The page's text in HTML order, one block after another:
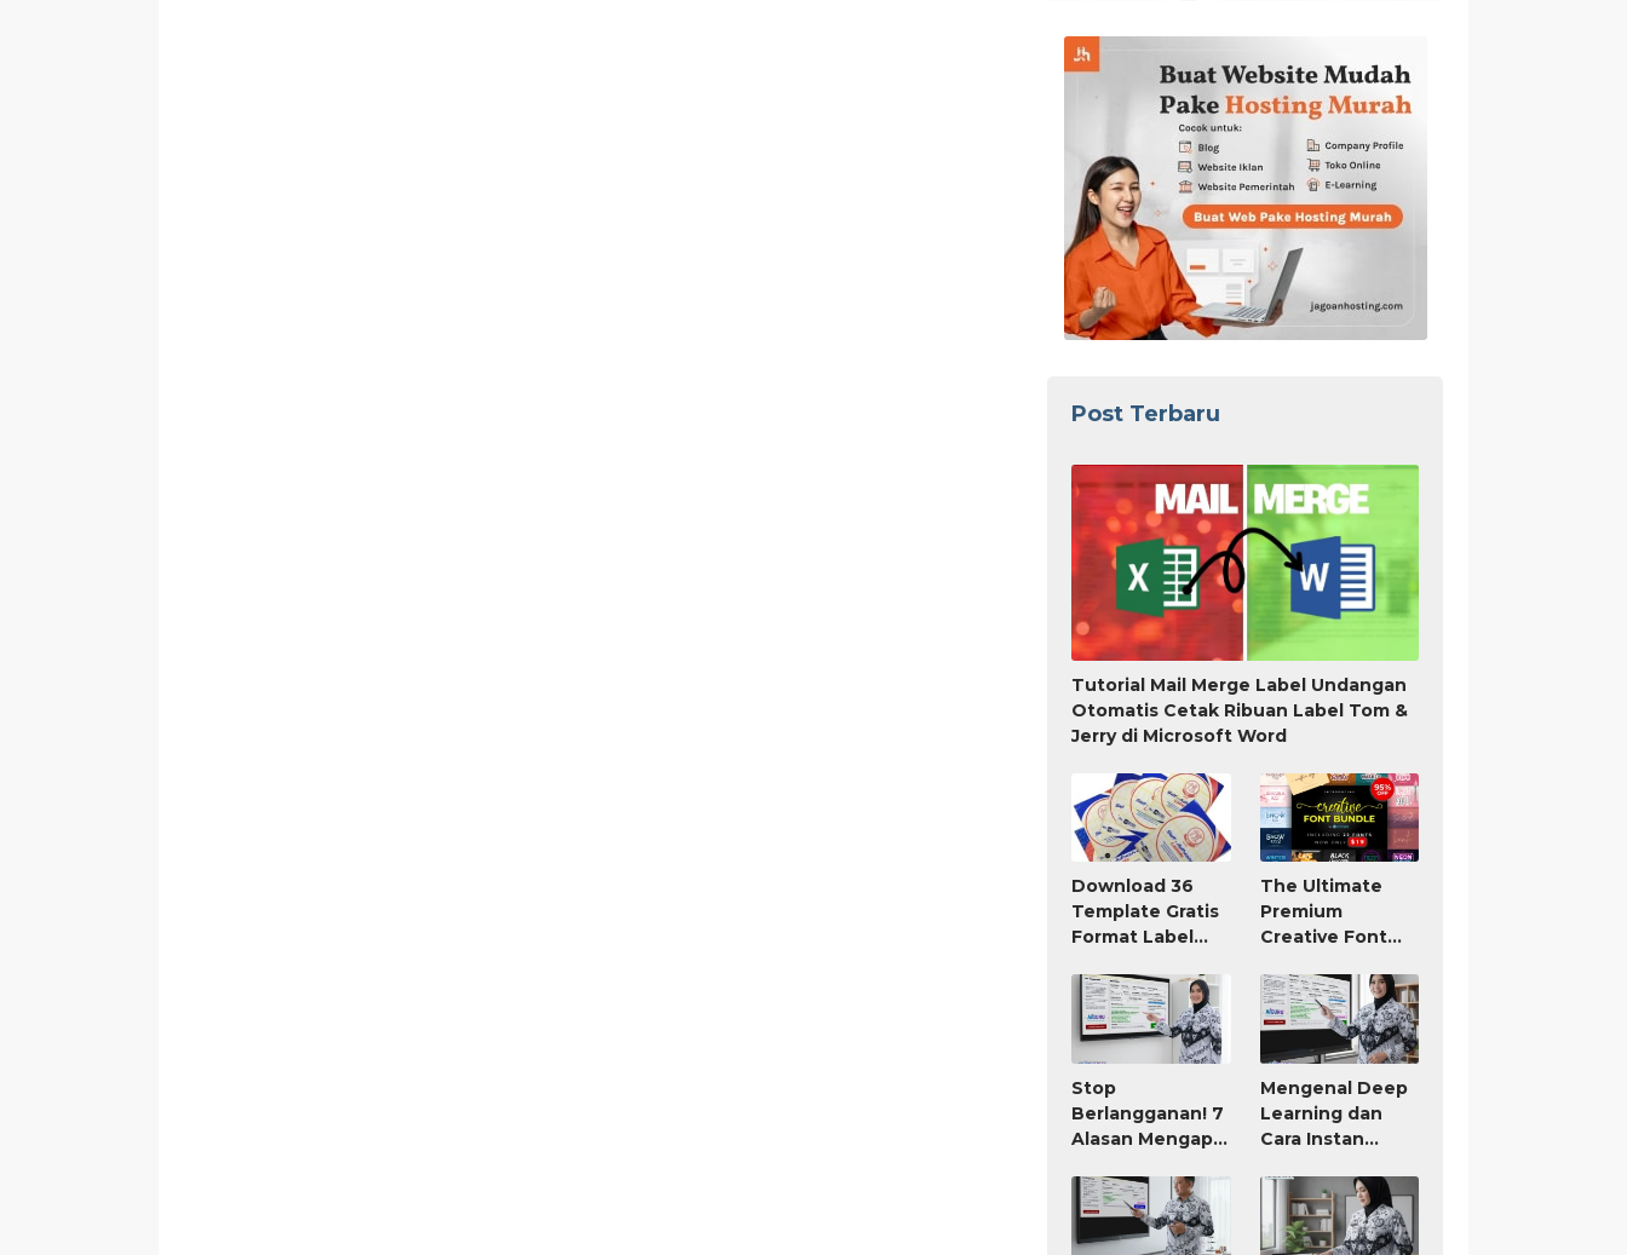
Post Terbaru
Tutorial Mail Merge Label Undangan
Otomatis Cetak Ribuan Label Tom &
Jerry di Microsoft Word
Download 36
Template Gratis
Format Label
Microsoft Word
The Ultimate
Premium
Creative Font
Stop
Berlangganan! 7
Alasan Mengapa
Tool AI untuk
Guru Paling
Worth It (Bayar
Mengenal Deep
Learning dan
Cara Instan
atau Modul Ajar